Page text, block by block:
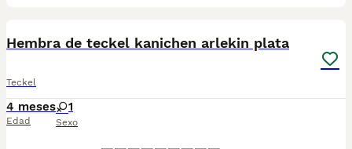
Hembra de teckel kanichen arlekin plata
Teckel
4 meses
Edad
1
Sexo